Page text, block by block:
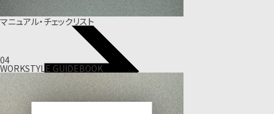
マニュアル・チェックリスト
04
WORKSTYLE GUIDEBOOK